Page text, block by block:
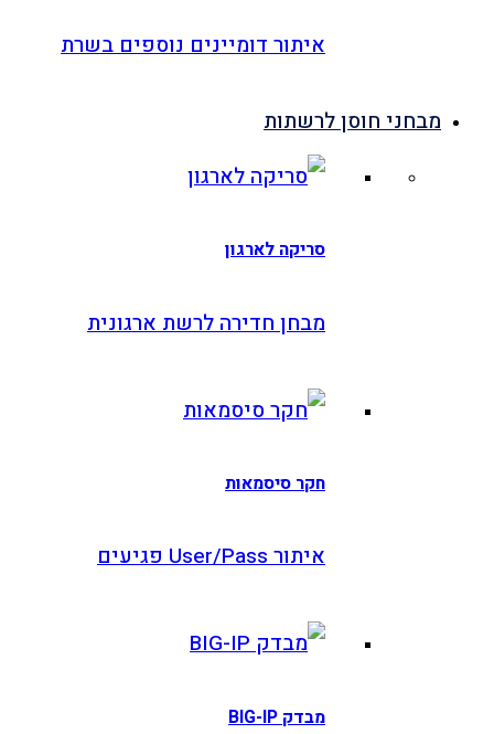
איתור דומיינים נוספים בשרת
חוסן לרשתות
סריקה לארגון
מבחן חדירה לרשת ארגונית
חקר סיסמאות